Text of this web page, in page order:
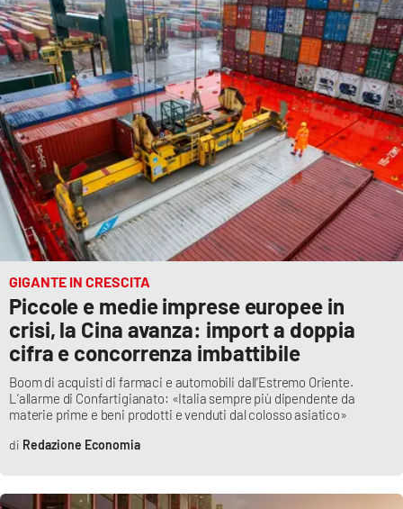
GIGANTE IN CRESCITA
Piccole e medie imprese europee in
crisi, la Cina avanza: import a doppia
cifra e concorrenza imbattibile
Boom di acquisti di farmaci e automobili dall’Estremo Oriente.
L’allarme di Confartigianato: «Italia sempre più dipendente da
materie prime e beni prodotti e venduti dal colosso asiatico»
Redazione Economia